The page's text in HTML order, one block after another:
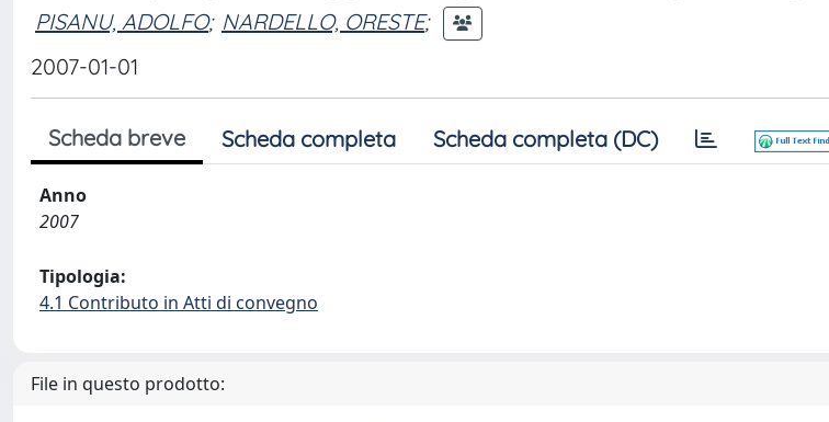
PISANU, ADOLFO; NARDELLO, ORESTE;
2007-01-01
Scheda breve Scheda completa Scheda completa (DC)
Anno
2007
Tipologia:
4.1 Contributo in Atti di convegno
File in questo prodotto: